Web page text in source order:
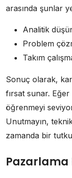
arasında şunlar
Analitik
Problem
Takım
Sonuç olarak,
fırsat sunar.
öğrenmeyi
Unutmayın,
zamanda bir tutku
Pazarlama